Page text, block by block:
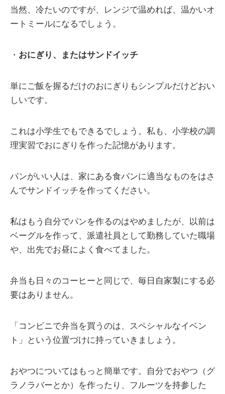
当然、冷たいのですが、レンジで温めれば、温かいオ
ートミールになるでしょう。
・ おにぎり、またはサンドイッチ
単にご飯を握るだけのおにぎりもシンプルだけどおい
しいです。
これは小学生でもできるでしょう。私も、小学校の調
理実習でおにぎりを作った記憶があります。
パンがいい人は、家にある食パンに適当なものをはさ
んでサンドイッチを作ってください。
私はもう自分でパンを作るのはやめましたが、以前は
ベーグルを作って、派遣社員として勤務していた職場
や、出先でお昼によく食べてました。
弁当も日々のコーヒーと同じで、毎日自家製にする必
要はありません。
「コンビニで弁当を買うのは、スペシャルなイベン
ト」という位置づけに持っていきましょう。
おやつについてはもっと簡単です。自分でおやつ（グ
ラノラバーとか）を作ったり、フルーツを持参した